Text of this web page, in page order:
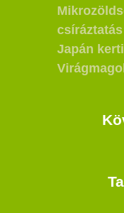
csíráztatás
Japán